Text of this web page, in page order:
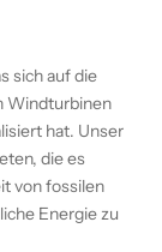
sich auf die
Windturbinen
hat. Unser
die es
von fossilen
Energie zu